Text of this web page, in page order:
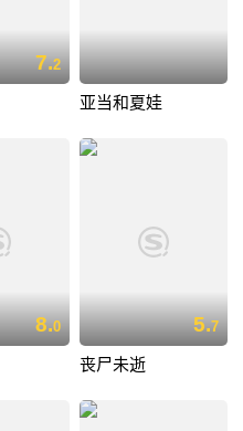
7.2
亚当和夏娃
8.0 5.7
丧尸未逝